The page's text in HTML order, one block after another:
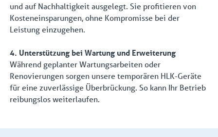
und auf Nachhaltigkeit ausgelegt. Sie profitieren von
Kosteneinsparungen, ohne Kompromisse bei der
Leistung einzugehen.
4. Unterstützung bei Wartung und Erweiterung
Während geplanter Wartungsarbeiten oder
Renovierungen sorgen unsere temporären HLK-Geräte
für eine zuverlässige Überbrückung. So kann Ihr Betrieb
reibungslos weiterlaufen.